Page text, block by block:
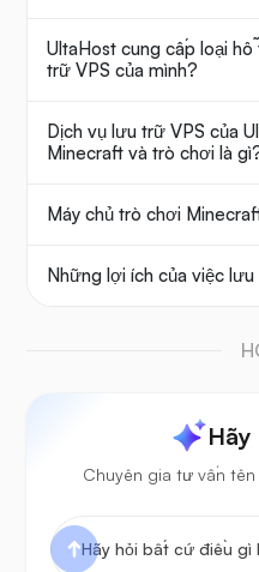
UltaHost cung cấp loại
trữ VPS của mình?
Dịch vụ lưu trữ VPS của
Minecraft và trò chơi là
Máy chủ trò chơi
Những lợi ích của việc
Chuyên gia tư vấn